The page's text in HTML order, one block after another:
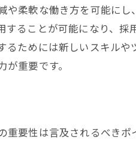
イント
柔軟な働き方を可能に
ることが可能になり、
ためには新しいスキル
重要です。
要性は言及されるべき